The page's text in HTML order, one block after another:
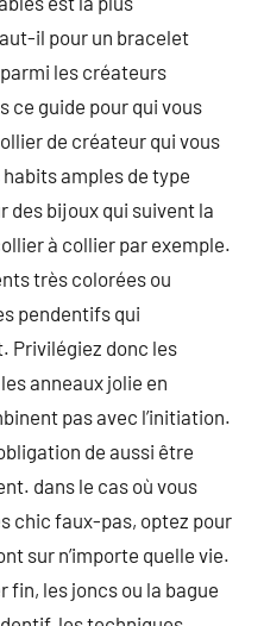
il pour un bracelet
les créateurs
ce guide pour qui vous
de créateur qui vous
amples de type
des bijoux qui suivent la
à collier par exemple.
très colorées ou
pendentifs qui
Privilégiez donc les
anneaux jolie en
pas avec l’initiation.
de aussi être
dans le cas où vous
chic faux-pas, optez pour
sur n’importe quelle vie.
fin, les joncs ou la bague